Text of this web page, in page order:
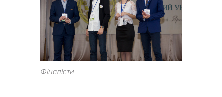
Фіналісти